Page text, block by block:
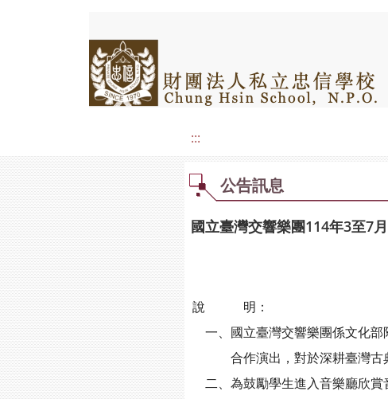
:::
公告訊息
國立臺灣交響樂團114年3至7
說 明：
一、國立臺灣交響樂團係文化部
合作演出，對於深耕臺灣古典
二、為鼓勵學生進入音樂廳欣賞